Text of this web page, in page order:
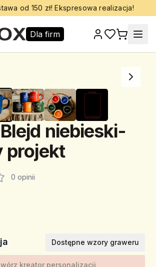
od 150 zł! Ekspresowa realizacja!
Dla firm
niebieski-
projekt
0 opinii
Dostępne wzory graweru
kreator personalizacji